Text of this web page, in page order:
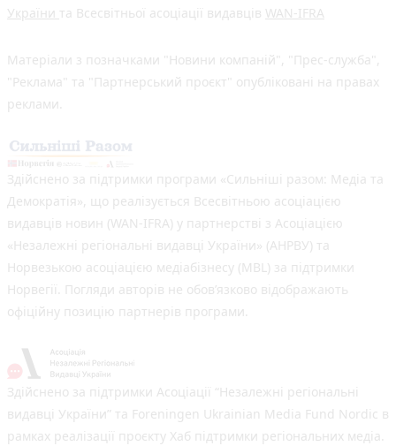
України та Всесвітньої асоціації видавців WAN-IFRA
Матеріали з позначками "Новини компаній", "Прес-служба",
"Реклама" та "Партнерський проєкт" опубліковані на правах
реклами.
Здійснено за підтримки програми «Сильніші разом: Медіа та
Демократія», що реалізується Всесвітньою асоціацією
видавців новин (WAN-IFRA) у партнерстві з Асоціацією
«Незалежні регіональні видавці України» (АНРВУ) та
Норвезькою асоціацією медіабізнесу (MBL) за підтримки
Норвегії. Погляди авторів не обов’язково відображають
офіційну позицію партнерів програми.
Здійснено за підтримки Асоціації “Незалежні регіональні
видавці України” та Foreningen Ukrainian Media Fund Nordic в
рамках реалізації проєкту Хаб підтримки регіональних медіа.